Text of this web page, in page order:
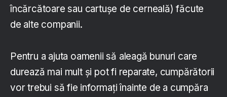
încărcătoare sau cartușe de cerneală) făcute
de alte companii.
Pentru a ajuta oamenii să aleagă bunuri care
durează mai mult și pot fi reparate, cumpărătorii
vor trebui să fie informați înainte de a cumpăra